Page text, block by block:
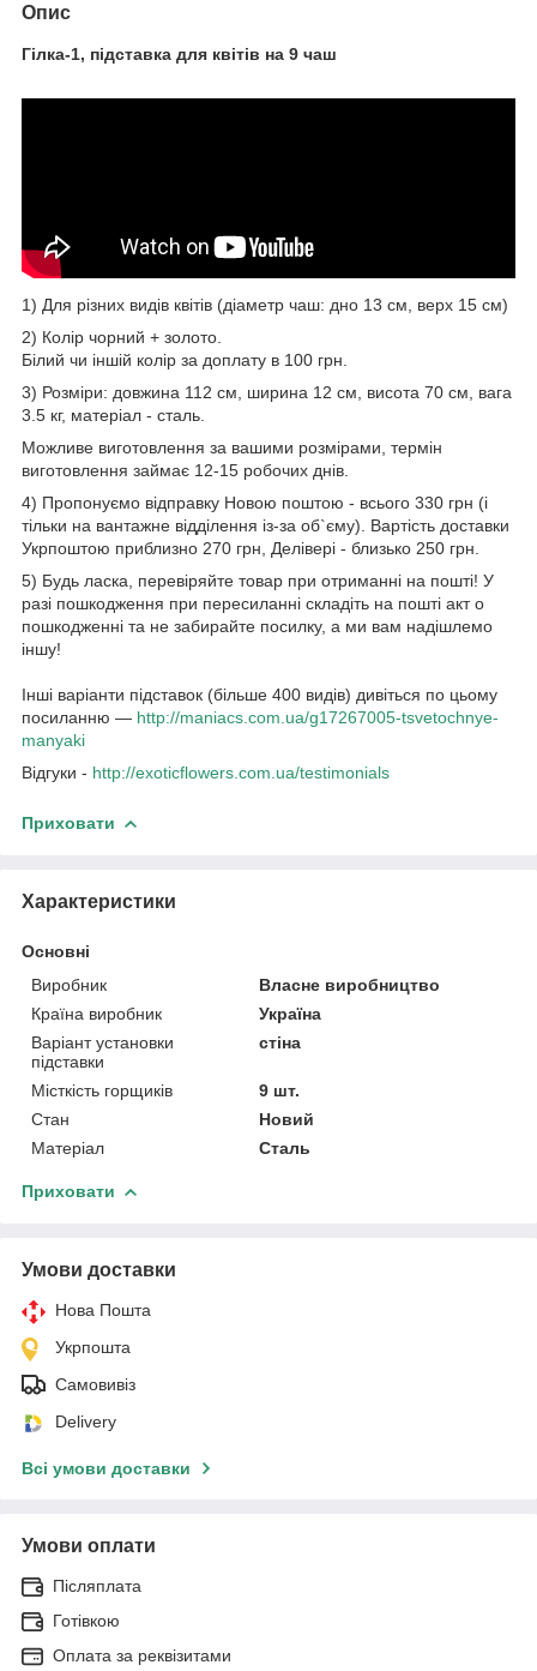
Опис
Гілка-1, підставка для квітів на 9 чаш
1) Для різних видів квітів (діаметр чаш: дно 13 см, верх 15 см)
2) Колір чорний + золото.
Білий чи іншій колір за доплату в 100 грн.
3) Розміри: довжина 112 см, ширина 12 см, висота 70 см, вага
3.5 кг, матеріал - сталь.
Можливе виготовлення за вашими розмірами, термін
виготовлення займає 12-15 робочих днів.
4) Пропонуємо відправку Новою поштою - всього 330 грн (і
тільки на вантажне відділення із-за об`єму). Вартість доставки
Укрпоштою приблизно 270 грн, Делівері - близько 250 грн.
5) Будь ласка, перевіряйте товар при отриманні на пошті! У
разі пошкодження при пересиланні складіть на пошті акт о
пошкодженні та не забирайте посилку, а ми вам надішлемо
іншу!
Інші варіанти підставок (більше 400 видів) дивіться по цьому
посиланню — http://maniacs.com.ua/g17267005-tsvetochnye-
manyaki​
Відгуки - http://exoticflowers.com.ua/testimonials
Приховати
Характеристики
Основні
Виробник
Власне виробництво
Країна виробник
Україна
Варіант установки
підставки
стіна
Місткість горщиків
9 шт.
Стан
Новий
Матеріал
Сталь
Приховати
Умови доставки
Нова Пошта
Укрпошта
Самовивіз
Delivery
Всі умови доставки
Умови оплати
Післяплата
Готівкою
Оплата за реквізитами